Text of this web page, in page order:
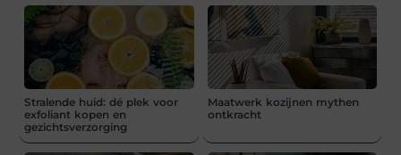
Stralende huid: dé plek voor
exfoliant kopen en
gezichtsverzorging
Maatwerk kozijnen mythen
ontkracht